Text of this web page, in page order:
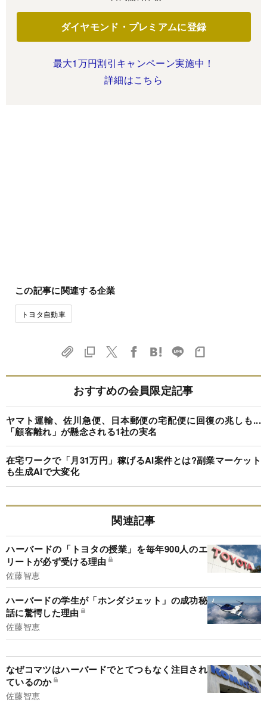
ダイヤモンド・プレミアムに登録
最大1万円割引キャンペーン実施中！
詳細はこちら
この記事に関連する企業
トヨタ自動車
おすすめの会員限定記事
ヤマト運輸、佐川急便、日本郵便の宅配便に回復の兆しも...
「顧客離れ」が懸念される1社の実名
在宅ワークで「月31万円」稼げるAI案件とは?副業マーケット
も生成AIで大変化
関連記事
ハーバードの「トヨタの授業」を毎年900人のエ
リートが必ず受ける理由
佐藤智恵
ハーバードの学生が「ホンダジェット」の成功秘
話に驚愕した理由
佐藤智恵
なぜコマツはハーバードでとてつもなく注目され
ているのか
佐藤智恵